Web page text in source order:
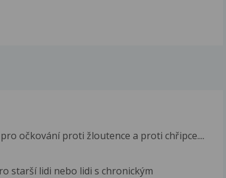
očkování proti žloutence a proti chřipce....
starší lidi nebo lidi s chronickým